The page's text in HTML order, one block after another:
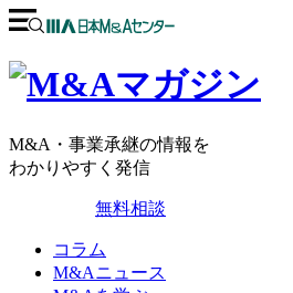
M&A・事業承継の情報を
わかりやすく発信
無料相談
コラム
M&Aニュース